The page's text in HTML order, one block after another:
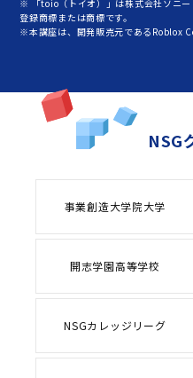
※ 「toio（トイオ）」は株式会社ソニ
登録商標または商標です。
※本講座は、開発販売元であるRoblox
NSG
事業創造大学院大学
開志学園高等学校
NSGカレッジリーグ